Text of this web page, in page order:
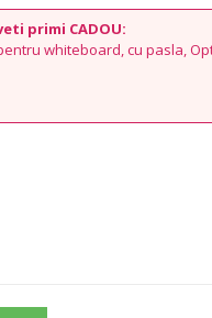
primi CADOU:
whiteboard, cu pasla,